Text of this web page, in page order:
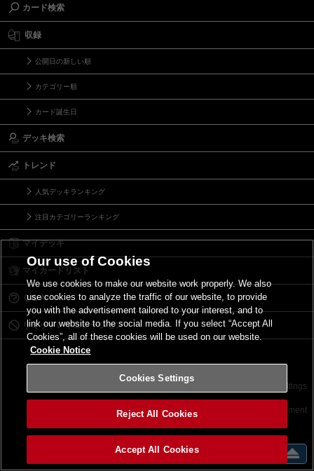
カード検索
収録
公開日の新しい順
カテゴリー順
カード誕生日
デッキ検索
トレンド
人気デッキランキング
注目カテゴリーランキング
マイデッキ
マイカードリスト
Ｑ＆Ａ
リミットレギュレーション
サイトポリシー Cookies Settings
©2026 Konami Digital Entertainment
Our use of Cookies
We use cookies to make our website work properly. We also
use cookies to analyze the traffic of our website, to provide
you with the advertisement tailored to your interest, and to
link our website to the social media. If you select “Accept All
Cookies”, all of these cookies will be used on our website.
Cookie Notice
Cookies Settings
Reject All Cookies
Accept All Cookies